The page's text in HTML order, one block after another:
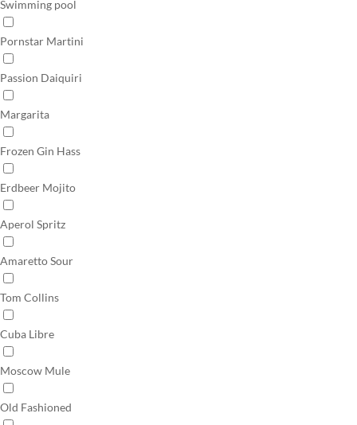
Swimming pool
Pornstar Martini
Passion Daiquiri
Margarita
Frozen Gin Hass
Erdbeer Mojito
Aperol Spritz
Amaretto Sour
Tom Collins
Cuba Libre
Moscow Mule
Old Fashioned